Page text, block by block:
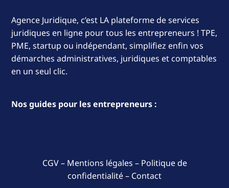
Agence Juridique, c’est LA plateforme de services
juridiques en ligne pour tous les entrepreneurs ! TPE,
PME, startup ou indépendant, simplifiez enfin vos
démarches administratives, juridiques et comptables
en un seul clic.
Nos guides pour les entrepreneurs :
CGV– Mentions légales – Politique de
confidentialité– Contact